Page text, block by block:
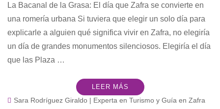
La Bacanal de la Grasa: El día que Zafra se convierte en
una romería urbana Si tuviera que elegir un solo día para
explicarle a alguien qué significa vivir en Zafra, no elegiría
un día de grandes monumentos silenciosos. Elegiría el día
que las Plaza …
LEER MÁS
Sara Rodríguez Giraldo | Experta en Turismo y Guía en Zafra